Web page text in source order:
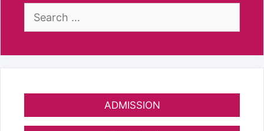
Search
ADMISSION